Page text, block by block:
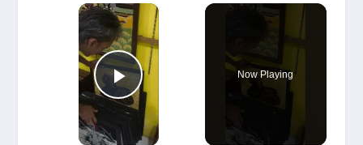
×
Play Video
Now Playing